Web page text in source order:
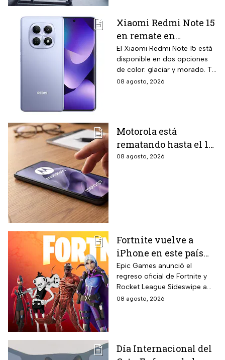
Xiaomi Redmi Note 15
en remate en
Liverpool: 256 GB de
almacenamiento,
cámara de 108 MP y
carga rápida
El Xiaomi Redmi Note 15 está
disponible en dos opciones
de color: glaciar y morado. Te
contamos todos los detalles
08 agosto, 2026
Motorola está
rematando hasta el 19
de agosto el celular
08 agosto, 2026
Fortnite vuelve a
iPhone en este país
latinoamericano tras
acuerdo oficial con
Apple en 2026
Epic Games anunció el
regreso oficial de Fortnite y
Rocket League Sideswipe a
iPhones ubicados en Brasil
Apple en junio a las reglas de
08 agosto, 2026
Día Internacional del